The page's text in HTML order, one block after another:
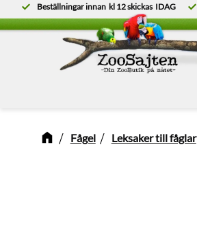
Beställningar innan kl 12skickas IDAG
Fågel Leksaker till fåglar